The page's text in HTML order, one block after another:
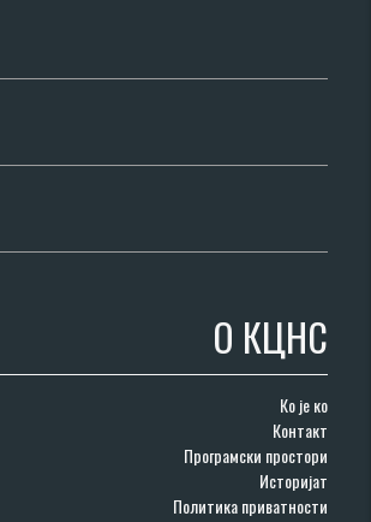
О КЦНС
Ко је ко
Контакт
Програмски простори
Историјат
Политика приватности